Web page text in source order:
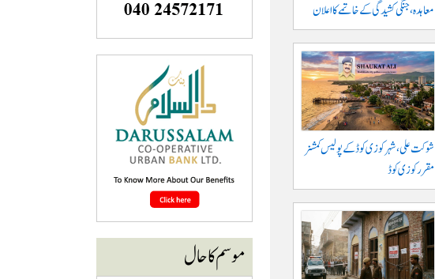
معاہدہ، جنگی کشیدگی کے خاتمے کا اعلان
شوکت علی ، شہر کوزی کوڈ کے پولیس کمشنر
مقرر کوزی کوڈ
موسم کا حال